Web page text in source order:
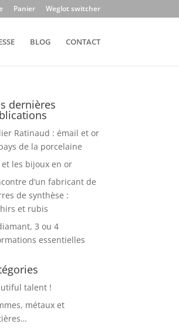
Panier Weglot switcher
BLOG CONTACT
dernières
Ratinaud : émail et or
de la porcelaine
et les bijoux en or
d’un fabricant de
de synthèse :
et rubis
3 ou 4
essentielles
talent !
métaux et